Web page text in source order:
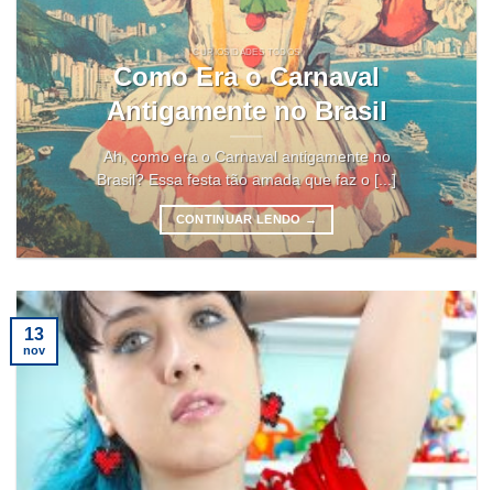
CURIOSIDADES TODOS
Como Era o Carnaval
Antigamente no Brasil
Ah, como era o Carnaval antigamente no
Brasil? Essa festa tão amada que faz o [...]
CONTINUAR LENDO→
13
nov